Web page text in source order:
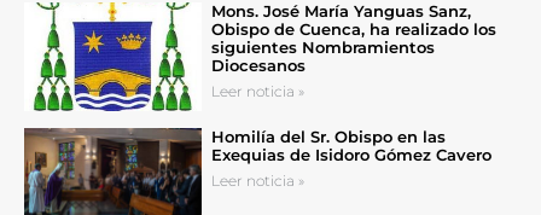
Mons. José María Yanguas Sanz,
Obispo de Cuenca, ha realizado los
siguientes Nombramientos
Diocesanos
Leer noticia »
Homilía del Sr. Obispo en las
Exequias de Isidoro Gómez Cavero
Leer noticia »